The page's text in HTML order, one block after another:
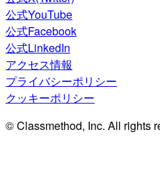
公式YouTube
公式Facebook
公式LinkedIn
アクセス情報
プライバシーポリシー
クッキーポリシー
© Classmethod, Inc. All rights